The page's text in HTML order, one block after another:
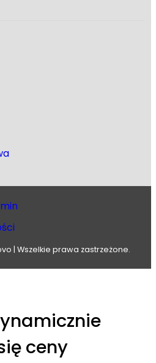
| Wszelkie prawa zastrzeżone.
ceny